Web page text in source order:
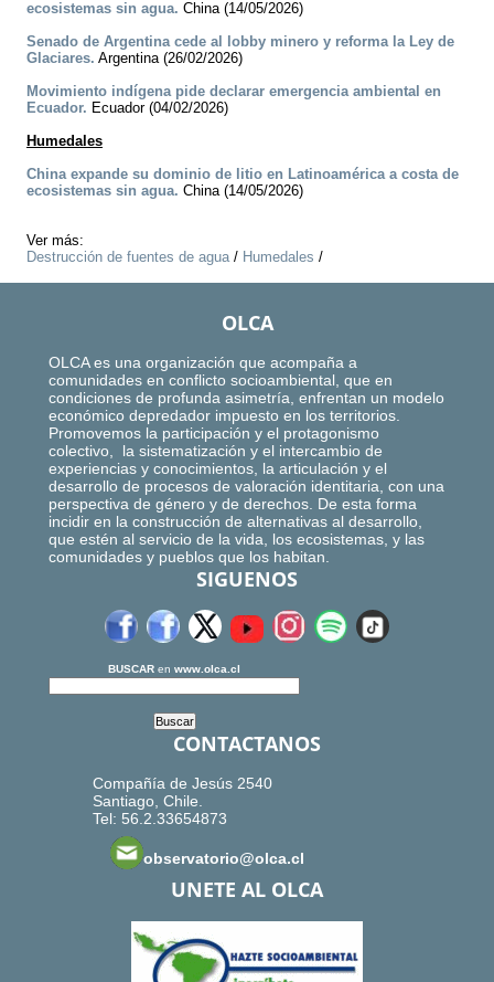
ecosistemas sin agua. China (14/05/2026)
Senado de Argentina cede al lobby minero y reforma la Ley de
Glaciares. Argentina (26/02/2026)
Movimiento indígena pide declarar emergencia ambiental en
Ecuador. Ecuador (04/02/2026)
Humedales
China expande su dominio de litio en Latinoamérica a costa de
ecosistemas sin agua. China (14/05/2026)
Ver más:
Destrucción de fuentes de agua/ Humedales /
OLCA
OLCA es una organización que acompaña a
comunidades en conflicto socioambiental, que en
condiciones de profunda asimetría, enfrentan un modelo
económico depredador impuesto en los territorios.
Promovemos la participación y el protagonismo
colectivo, la sistematización y el intercambio de
experiencias y conocimientos, la articulación y el
desarrollo de procesos de valoración identitaria, con una
perspectiva de género y de derechos. De esta forma
incidir en la construcción de alternativas al desarrollo,
que estén al servicio de la vida, los ecosistemas, y las
comunidades y pueblos que los habitan.
SIGUENOS
BUSCAR en www.olca.cl
CONTACTANOS
Compañía de Jesús 2540
Santiago, Chile.
Tel: 56.2.33654873
observatorio@olca.cl
UNETE AL OLCA